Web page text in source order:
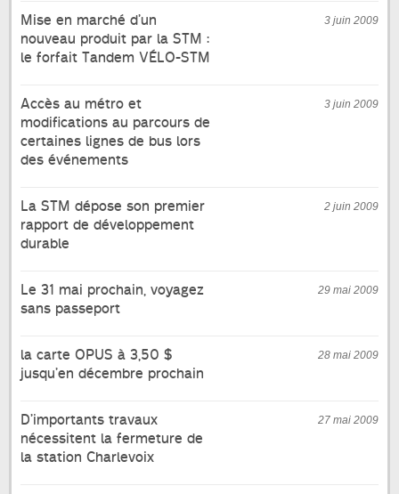
3 juin 2009
Mise en marché d’un
nouveau produit par la STM :
le forfait Tandem VÉLO-STM
3 juin 2009
Accès au métro et
modifications au parcours de
certaines lignes de bus lors
des événements
2 juin 2009
La STM dépose son premier
rapport de développement
durable
29 mai 2009
Le 31 mai prochain, voyagez
sans passeport
28 mai 2009
la carte OPUS à 3,50 $
jusqu’en décembre prochain
27 mai 2009
D’importants travaux
nécessitent la fermeture de
la station Charlevoix